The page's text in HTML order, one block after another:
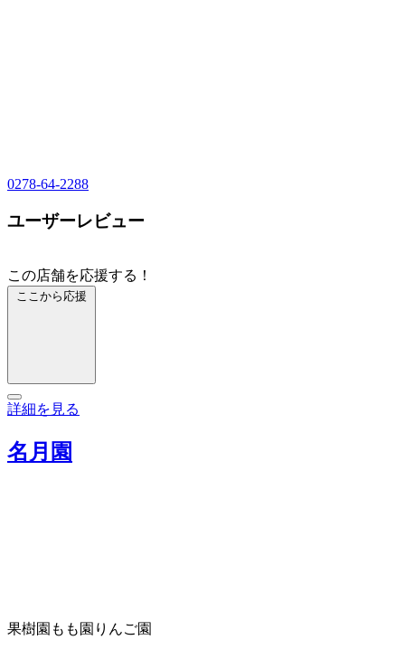
0278-64-2288
ユーザーレビュー
この店舗を応援する！
ここから応援
詳細を見る
名月園
果樹園 もも園 りんご園